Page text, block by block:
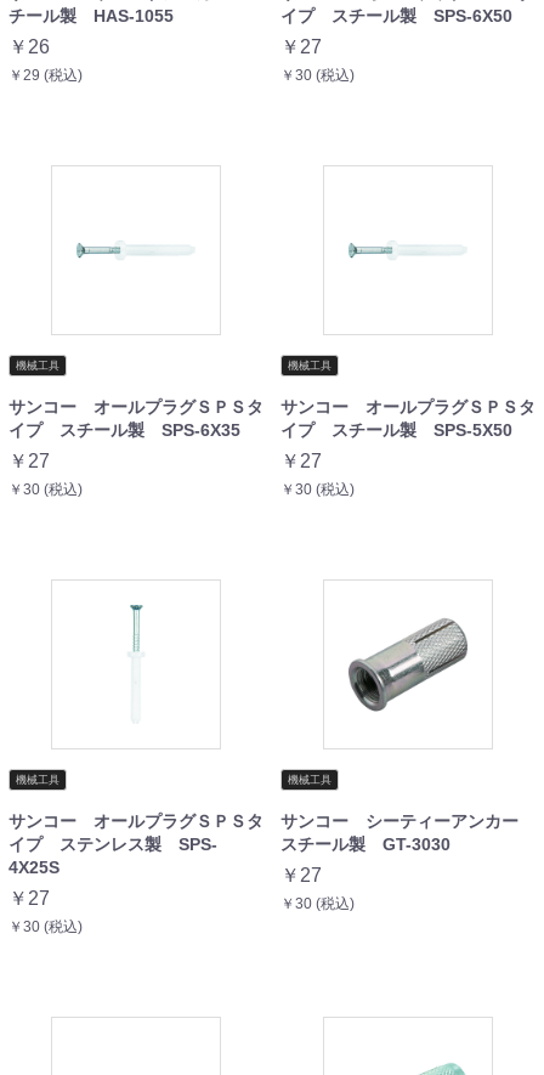
チール製 HAS-1055
￥26
￥29 (税込)
イプ スチール製 SPS-6X50
￥27
￥30 (税込)
機械工具
サンコー オールプラグＳＰＳタ
イプ スチール製 SPS-6X35
￥27
￥30 (税込)
機械工具
サンコー オールプラグＳＰＳタ
イプ スチール製 SPS-5X50
￥27
￥30 (税込)
機械工具
サンコー オールプラグＳＰＳタ
イプ ステンレス製 SPS-
4X25S
￥27
￥30 (税込)
機械工具
サンコー シーティーアンカー
スチール製 GT-3030
￥27
￥30 (税込)